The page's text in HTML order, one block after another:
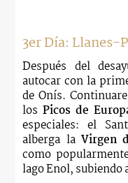
3er Día: Llanes-
Después del
autocar con la
de Onís.
losPicos de
especiales: el
alberga la Virgen
como
lago Enol, subiendo